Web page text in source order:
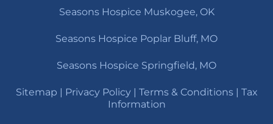
Seasons Hospice Muskogee, OK
Seasons Hospice Poplar Bluff, MO
Seasons Hospice Springfield, MO
Sitemap Privacy Policy| Terms & Conditions| Tax
Information